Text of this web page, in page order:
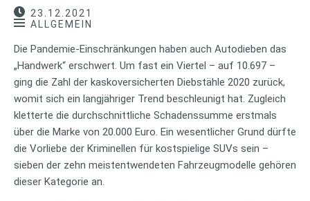
23.12.2021
ALLGEMEIN
Die Pandemie-Einschränkungen haben auch Autodieben das
„Handwerk“ erschwert. Um fast ein Viertel – auf 10.697 –
ging die Zahl der kaskoversicherten Diebstähle 2020 zurück,
womit sich ein langjähriger Trend beschleunigt hat. Zugleich
kletterte die durchschnittliche Schadenssumme erstmals
über die Marke von 20.000 Euro. Ein wesentlicher Grund dürfte
die Vorliebe der Kriminellen für kostspielige SUVs sein –
sieben der zehn meistentwendeten Fahrzeugmodelle gehören
dieser Kategorie an.